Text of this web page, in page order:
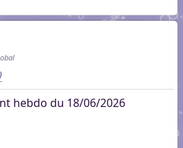
hebdo du 18/06/2026